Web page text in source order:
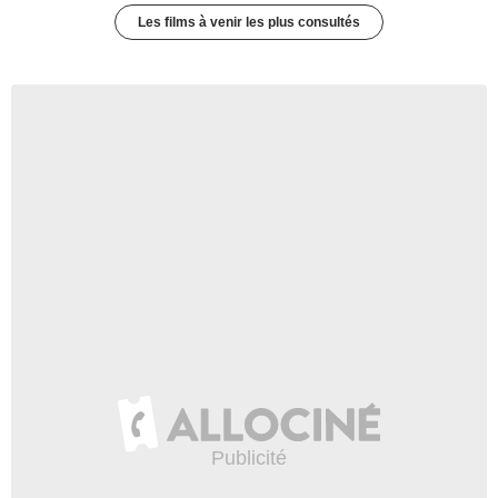
Les films à venir les plus consultés